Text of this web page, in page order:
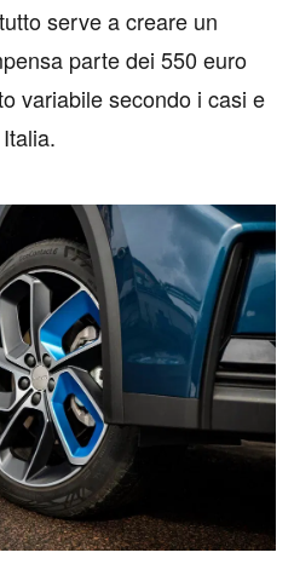
serve a creare un
parte dei 550 euro
variabile secondo i casi e